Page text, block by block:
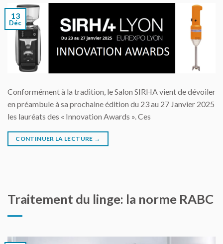
13
Déc
Conformément à la tradition, le Salon SIRHA vient de dévoiler
en préambule à sa prochaine édition du 23 au 27 Janvier 2025
les lauréats des « Innovation Awards ». Ces
CONTINUER LA LECTURE →
Traitement du linge: la norme RABC